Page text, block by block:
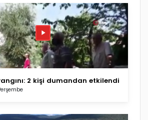
2 kişi dumandan etkilendi